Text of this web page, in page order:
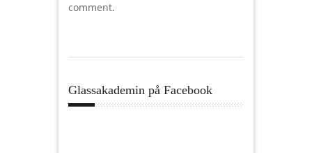
comment.
Glassakademin på Facebook